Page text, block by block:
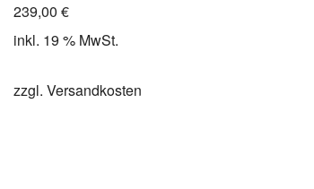
239,00 €
inkl. 19 % MwSt.
zzgl. Versandkosten